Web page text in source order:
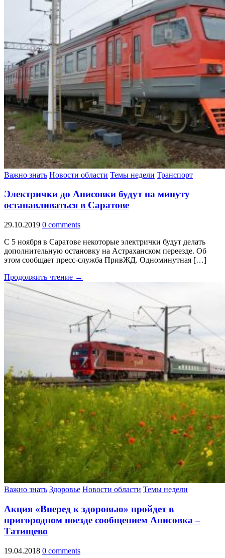
Важно знать Новости области Темы недели Транспорт
Электрички до Анисовки будут на минуту
останавливаться в Саратове
29.10.2019 0 comments
С 5 ноября в Саратове некоторые электрички будут делать
дополнительную остановку на Астраханском переезде. Об
этом сообщает пресс-служба ПривЖД. Одноминутная […]
Продолжить чтение →
Важно знать Здоровье Новости области Темы недели
Акция «Вперед к здоровью» пройдет в
пригородном поезде сообщением Анисовка –
Татищево
19.04.2018 0 comments